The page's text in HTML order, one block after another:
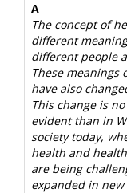
A
The concept of
different
different people
These meanings
have also
This change is
evident than in
society today,
health and
are being
expanded in new